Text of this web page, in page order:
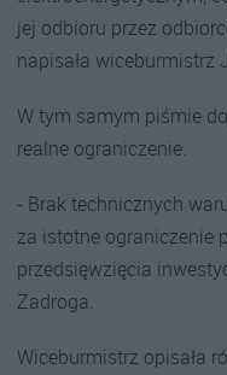
jej odbioru przez
napisała wiceburmistrz
W tym samym piśmie
realne ograniczenie.
- Brak technicznych
za istotne ograniczenie
przedsięwzięcia
Zadroga.
Wiceburmistrz opisała